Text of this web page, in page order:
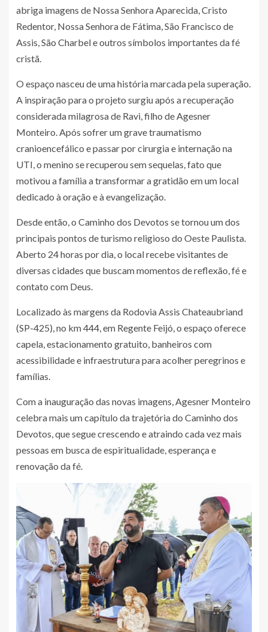
abriga imagens de Nossa Senhora Aparecida, Cristo
Redentor, Nossa Senhora de Fátima, São Francisco de
Assis, São Charbel e outros símbolos importantes da fé
cristã.
O espaço nasceu de uma história marcada pela superação.
A inspiração para o projeto surgiu após a recuperação
considerada milagrosa de Ravi, filho de Agesner
Monteiro. Após sofrer um grave traumatismo
cranioencefálico e passar por cirurgia e internação na
UTI, o menino se recuperou sem sequelas, fato que
motivou a família a transformar a gratidão em um local
dedicado à oração e à evangelização.
Desde então, o Caminho dos Devotos se tornou um dos
principais pontos de turismo religioso do Oeste Paulista.
Aberto 24 horas por dia, o local recebe visitantes de
diversas cidades que buscam momentos de reflexão, fé e
contato com Deus.
Localizado às margens da Rodovia Assis Chateaubriand
(SP-425), no km 444, em Regente Feijó, o espaço oferece
capela, estacionamento gratuito, banheiros com
acessibilidade e infraestrutura para acolher peregrinos e
famílias.
Com a inauguração das novas imagens, Agesner Monteiro
celebra mais um capítulo da trajetória do Caminho dos
Devotos, que segue crescendo e atraindo cada vez mais
pessoas em busca de espiritualidade, esperança e
renovação da fé.